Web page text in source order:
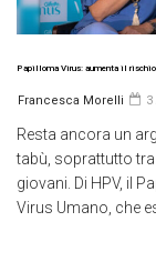
Papilloma Virus: aumenta il
Francesca Morelli 3
Resta ancora un
tabù, soprattutto tra
giovani. Di HPV, il
Virus Umano, che